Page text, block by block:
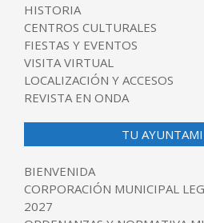
HISTORIA
CENTROS CULTURALES
FIESTAS Y EVENTOS
VISITA VIRTUAL
LOCALIZACIÓN Y ACCESOS
REVISTA EN ONDA
TU
BIENVENIDA
CORPORACIÓN MUNICIPAL
2027